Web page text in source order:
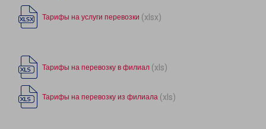
Тарифы на услуги перевозки (xlsx)
Тарифы на перевозку в филиал (xls)
Тарифы на перевозку из филиала (xls)